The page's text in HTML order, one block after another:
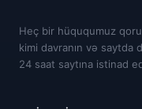
Heç bir hüququmuz
kimi davranın və saytda
24 saat saytına istinad